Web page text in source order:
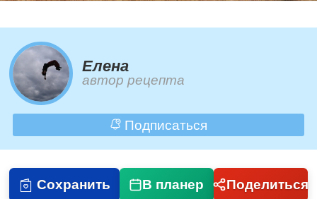
Елена
автор рецепта
Подписаться
Сохранить В планер Поделиться